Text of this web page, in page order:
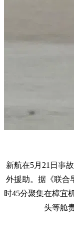
新航在5月21日事
外援助。据《联合
时45分聚集在樟宜
头等舱